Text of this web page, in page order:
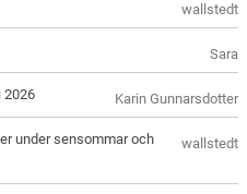
wallstedt
Sara
Karin Gunnarsdotter
2026
wallstedt
under sensommar och